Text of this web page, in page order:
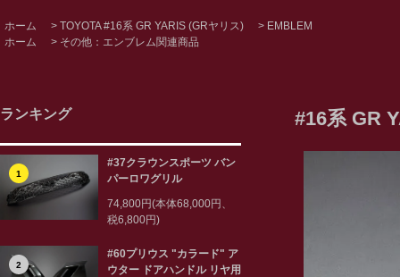
ホーム > TOYOTA #16系 GR YARIS (GRヤリス) > EMBLEM
ホーム
> その他：エンブレム関連商品
ランキング
1
#37クラウンスポーツ バン
パーロワグリル
74,800円(本体68,000円、
税6,800円)
2
#60プリウス "カラード" ア
ウター ドアハンドル リヤ用
#16系 GR